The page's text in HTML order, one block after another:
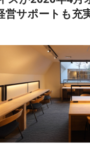
サポートも充